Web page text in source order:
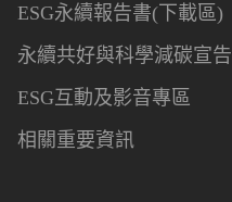
ESG永續報告書(下載區)
永續共好與科學減碳宣告
ESG互動及影音專區
相關重要資訊